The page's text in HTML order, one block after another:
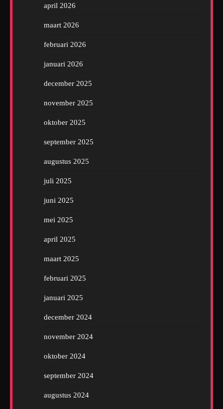
april 2026
maart 2026
februari 2026
januari 2026
december 2025
november 2025
oktober 2025
september 2025
augustus 2025
juli 2025
juni 2025
mei 2025
april 2025
maart 2025
februari 2025
januari 2025
december 2024
november 2024
oktober 2024
september 2024
augustus 2024